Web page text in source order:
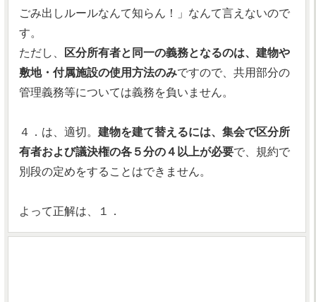
ごみ出しルールなんて知らん！」なんて言えないので
す。
ただし、
区分所有者と同一の義務となるのは、建物や
敷地・付属施設の使用方法のみですので、共用部分の
管理義務等については義務を負いません。
４．は、適切。 建物を建て替えるには、集会で区分所
有者および議決権の各５分の４以上が必要で、規約で
別段の定めをすることはできません。
よって正解は、１．